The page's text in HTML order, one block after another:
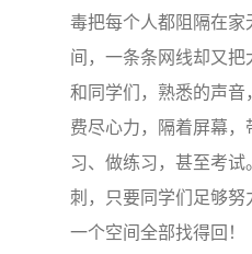
毒把每个人都阻隔在
间，一条条网线却又
和同学们，熟悉的声
费尽心力，隔着屏幕
习、做练习，甚至考
刺，只要同学们足够
一个空间全部找得回！